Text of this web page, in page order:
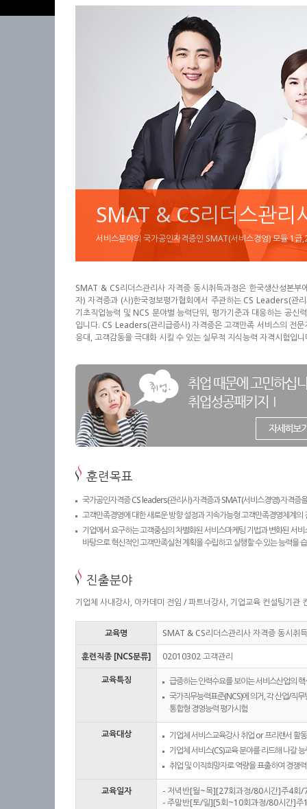
SMAT & CS리더스관리
서비스분야의 국가공인자격증인 SMAT(서비스경영) 모듈 1
SMAT & CS리더스관리사 자격증 동시취득과정은 한국생산성본
자) 자격증과 (사)한국정보평가협회에서 주관하는 CS Leaders(관
기초직업능력 및 NCS 분야별 능력단위, 평가기준과 대응하는 공신
입니다. CS Leaders(관리급증사) 자격증은 고객만족 서비스의 전
응대, 고객감동을 극대화 시킬 수 있는 실무적 지식능력 자격시험입니
훈련목표
국가공인자격증 CS leaders(관리사) 자격증과 SMAT(서비스경영) 자격증
고객만족경영에 대한 새로운 방향 설정과 지속가능형 고객만족경영체계의
기업에서 요구하는 고객중심의 차별화된 서비스마케팅 기법과 변화된 서
바탕으로 혁신적인 고객만족실천 계획을 수립하고 실행할 수 있는 능력을
진출분야
기업체 사내강사, 아카데미 전임 / 파트너강사, 기업교육 컨설팅기관
교육명
SMAT & CS리더스관리사 자격증 동시취
훈련직종 [NCS분류]
02010302 고객관리
교육특징
급증하는 인력수요를 보이는 서비스산업의
국가직무능력표준(NCS)에 의거, 각 산업/직
통합형 경영능력 평가시험
교육대상
기업체 서비스교육강사 취업 or 프리랜서 활
기업체 서비스(CS)교육 분야를 리드해 나갈
취업 및 이직희망자로 역량을 표출하여 경쟁
교육일자
- 저녁반[월~목][27회과정/80시간]주4회/
- 주말반[토/일][5회~10회과정/80시간]